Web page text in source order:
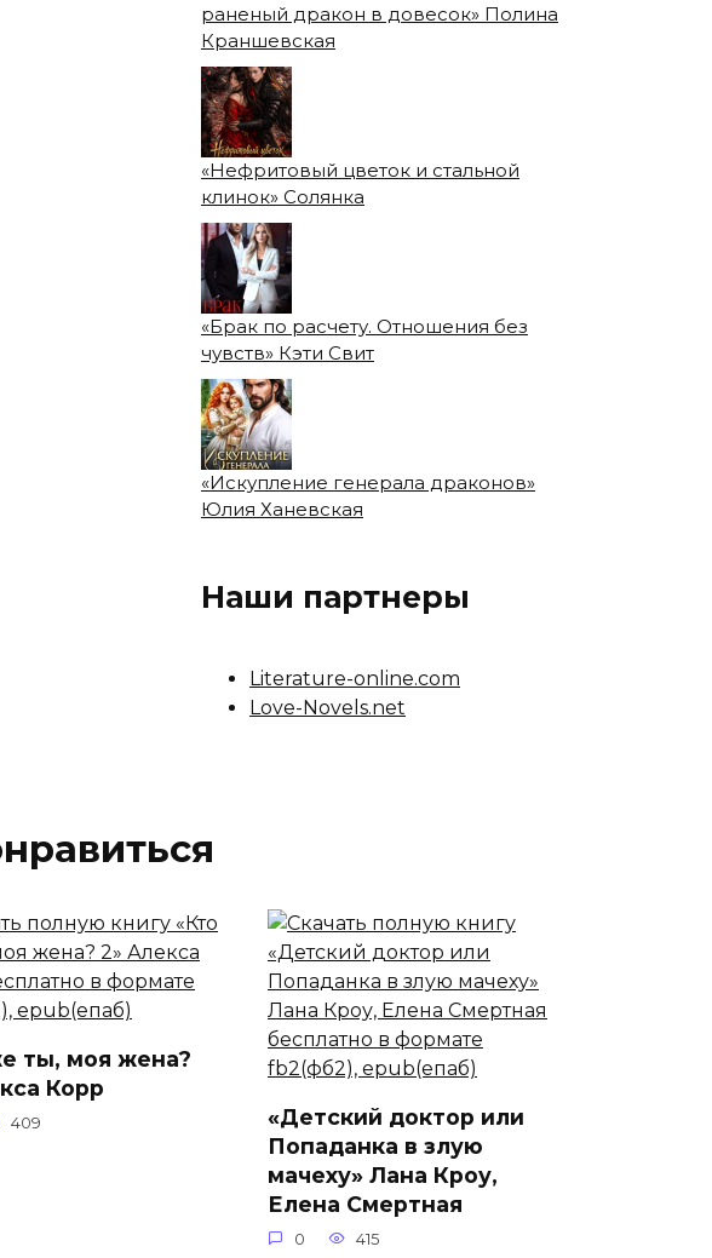
раненый дракон в довесок» Полина
Краншевская
«Нефритовый цветок и стальной
клинок» Солянка
«Брак по расчету. Отношения без
чувств» Кэти Свит
«Искупление генерала драконов»
Юлия Ханевская
Наши партнеры
Literature-online.com
Love-Novels.net
ты, моя жена?
Корр
409
«Детский доктор или
Попаданка в злую
мачеху» Лана Кроу,
Елена Смертная
0 415